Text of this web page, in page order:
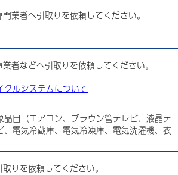
業者へ引取りを依頼してください。
者などへ引取りを依頼してください。
クルシステムについて
品目（エアコン、ブラウン管テレビ、液晶テ
、電気冷蔵庫、電気冷凍庫、電気洗濯機、衣
りを依頼してください。